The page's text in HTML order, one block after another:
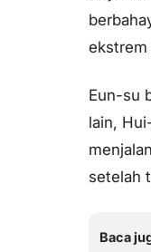
ekstrem
Eun-su
lain,
setelah
Baca